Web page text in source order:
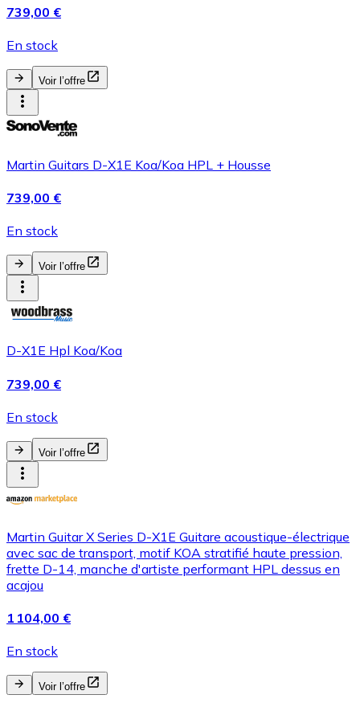
739,00 €
En stock
Voir l’offre
Martin Guitars D-X1E Koa/Koa HPL + Housse
739,00 €
En stock
Voir l’offre
D-X1E Hpl Koa/Koa
739,00 €
En stock
Voir l’offre
Martin Guitar X Series D-X1E Guitare acoustique-électrique
avec sac de transport, motif KOA stratifié haute pression,
frette D-14, manche d'artiste performant HPL dessus en
acajou
1 104,00 €
En stock
Voir l’offre